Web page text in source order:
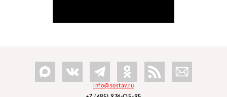
info@sostav.ru